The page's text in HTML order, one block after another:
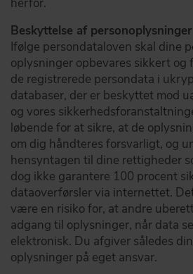
Beskyttelse af personoplysninger
Ifølge persondataloven skal dine
oplysninger opbevares sikkert og
de registrerede persondata i
databaser, der er beskyttet mod
og vores
løbende for at sikre, at de
om dig håndteres forsvarligt, og
hensyntagen til dine rettigheder
dog ikke garantere 100 procent
dataoverførsler via internettet.
være en risiko for, at andre
adgang til oplysninger, når data
elektronisk. Du afgiver således
oplysninger på eget ansvar.